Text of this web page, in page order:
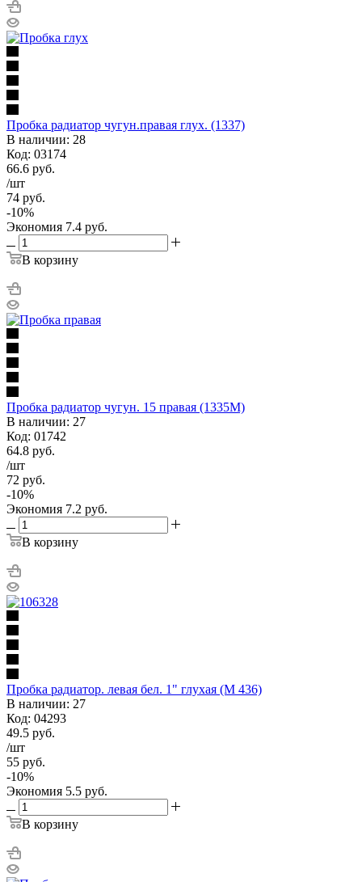
Пробка радиатор чугун.правая глух. (1337)
В наличии: 28
Код: 03174
66.6 руб.
/шт
74 руб.
-10%
Экономия 7.4 руб.
В корзину
Пробка радиатор чугун. 15 правая (1335М)
В наличии: 27
Код: 01742
64.8 руб.
/шт
72 руб.
-10%
Экономия 7.2 руб.
В корзину
Пробка радиатор. левая бел. 1" глухая (М 436)
В наличии: 27
Код: 04293
49.5 руб.
/шт
55 руб.
-10%
Экономия 5.5 руб.
В корзину